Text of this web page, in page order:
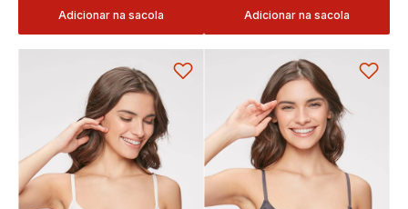
Adicionar na sacola Adicionar na sacola